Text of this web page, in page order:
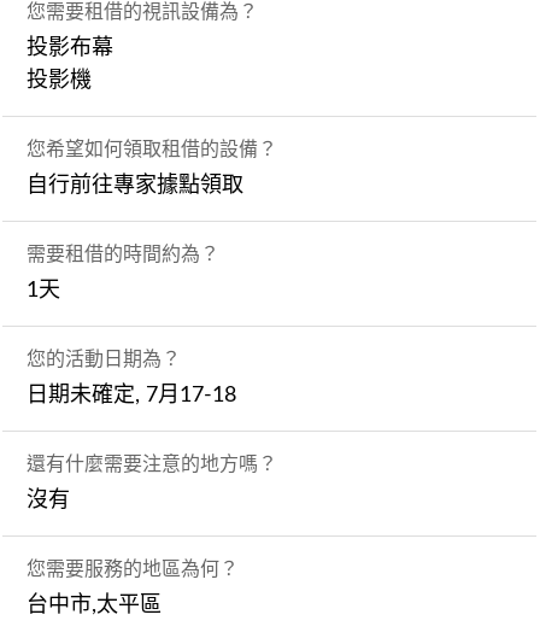
您需要租借的視訊設備為？
投影布幕
投影機
您希望如何領取租借的設備？
自行前往專家據點領取
需要租借的時間約為？
1天
您的活動日期為？
日期未確定, 7月17-18
還有什麼需要注意的地方嗎？
沒有
您需要服務的地區為何？
台中市,太平區